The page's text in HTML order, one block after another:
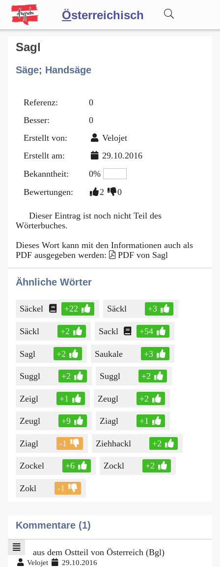
Österreichisch
Wörterbuch
Forum
Blog
Sagl
Säge; Handsäge
Referenz:
0
Besser:
0
Erstellt von:
Velojet
Erstellt am:
29.10.2016
Bekanntheit:
0%
Bewertungen:
2 0
Dieser Eintrag ist noch nicht Teil des
Wörterbuches.
Dieses Wort kann mit den Informationen auch als
PDF ausgegeben werden:
PDF von Sagl
Ähnliche Wörter
Säckel +22 Säckl +3
Säckl +2 Sackl +54
Sagl +2 Saukale +3
Suggl +2 Suggl +2
Zeigl +1 Zeugl +2
Zeugl +9 Ziagl +1
Ziagl -1 Ziehhackl +2
Zockel +6 Zockl +2
Zokl -1
Kommentare (1)
aus dem Ostteil von Österreich (Bgl)
Velojet 29.10.2016